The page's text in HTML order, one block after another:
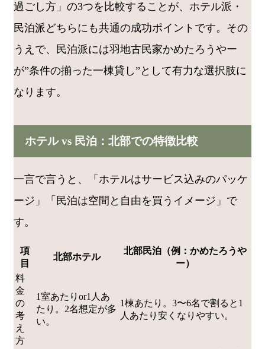
過ごし方」の3つを比較することが、ホテル派・
民泊派どちらにも共通の成功ポイントです。その
うえで、民泊派には羽地古民家かめたろうやー
が”条件の揃った一棟貸し”として有力な選択肢に
なります。
ホテル vs 民泊：北部での特徴比較
一言で言うと、「ホテルはサービス込みのパッケ
ージ」「民泊は空間と自由を買うイメージ」で
す。
項
目
北部ホテル
北部民泊（例：かめたろうや
ー）
料
金
の
考
え
方
1室あたりor1人あ
たり。2名想定が多
い。
1棟あたり。3〜6名で割ると1
人あたり安くなりやすい。